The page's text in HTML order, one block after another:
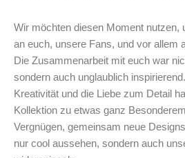
Wir möchten diesen Moment nutzen,
an euch, unsere Fans, und vor allem
Die Zusammenarbeit mit euch war
sondern auch unglaublich
Kreativität und die Liebe zum Detail
Kollektion zu etwas ganz
Vergnügen, gemeinsam neue
nur cool aussehen, sondern auch